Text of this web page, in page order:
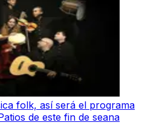
folk, así será el programa
de este fin de seana